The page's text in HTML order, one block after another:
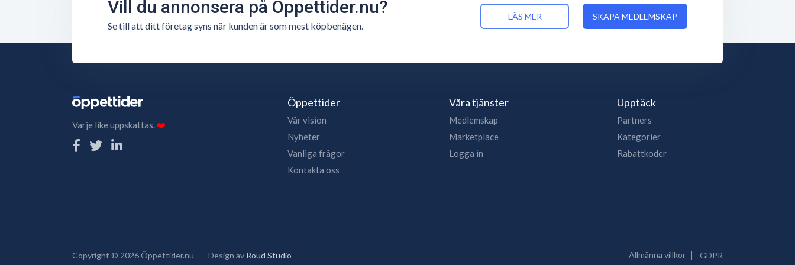
Vill du annonsera på Öppettider.nu?
Se till att ditt företag syns när kunden är som mest köpbenägen.
LÄS MER SKAPA MEDLEMSKAP
Varje like uppskattas.❤️
Öppettider
Vår vision
Nyheter
Vanliga frågor
Kontakta oss
Våra tjänster
Medlemskap
Marketplace
Logga in
Upptäck
Partners
Kategorier
Rabattkoder
Copyright © 2026Öppettider.nu Design av Roud Studio Allmänna villkor GDPR